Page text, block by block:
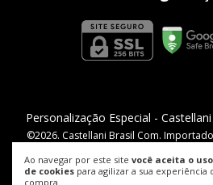
Ao navegar por este site você aceita o uso
de cookies para agilizar a sua experiência
compra.
Personalização Especial -
©2026. Castellani Brasil Com.